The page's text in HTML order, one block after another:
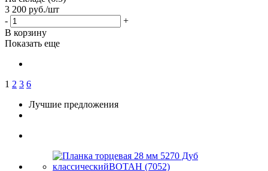
3 200 руб./шт
-
+
В корзину
Показать еще
1 2 3 6
Лучшие предложения